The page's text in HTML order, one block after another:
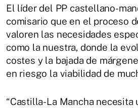
El líder del PP castellano-
comisario que en el proceso
valoren las necesidades
como la nuestra, donde la
costes y la bajada de
en riesgo la viabilidad de
“Castilla-La Mancha necesita